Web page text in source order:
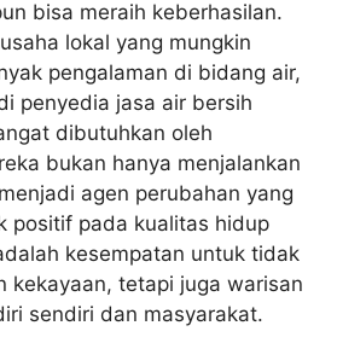
bisa meraih keberhasilan.
lokal yang mungkin
pengalaman di bidang air,
penyedia jasa air bersih
dibutuhkan oleh
bukan hanya menjalankan
agen perubahan yang
positif pada kualitas hidup
kesempatan untuk tidak
kekayaan, tetapi juga warisan
sendiri dan masyarakat.